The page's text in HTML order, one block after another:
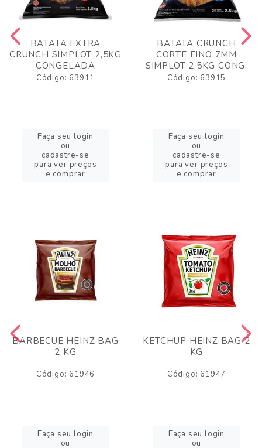
BATATA EXTRA
CRUNCH SIMPLOT 2,5KG
CONGELADA
Código: 63911
Faça seu login
ou
cadastre-se
para ver preços
e comprar
BATATA CRUNCH
CORTE FINO 7MM
SIMPLOT 2,5KG CONG.
Código: 63915
Faça seu login
ou
cadastre-se
para ver preços
e comprar
BARBECUE HEINZ BAG
2 KG
Código: 61946
Faça seu login
ou
KETCHUP HEINZ BAG 2
KG
Código: 61947
Faça seu login
ou